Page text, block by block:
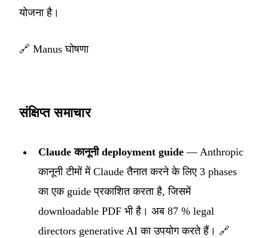
योजना है।
🔗 Manus घोषणा
संक्षिप्त समाचार
Claude कानूनी deployment guide — Anthropic
कानूनी टीमों में Claude तैनात करने के लिए 3 phases
का एक guide प्रकाशित करता है, जिसमें
downloadable PDF भी है। अब 87 % legal
directors generative AI का उपयोग करते हैं। 🔗